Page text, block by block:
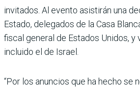
invitados. Al evento asistirán una
Estado, delegados de la Casa
fiscal general de Estados Unidos, y
incluido el de Israel.
“Por los anuncios que ha hecho se